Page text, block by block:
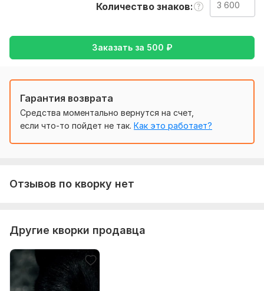
Количество знаков
Заказать за 500 ₽
Гарантия возврата
Средства моментально вернутся на счет,
если что-то пойдет не так. Как это работает?
Отзывов по кворку нет
Другие кворки продавца